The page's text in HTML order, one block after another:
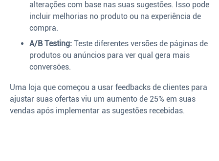
alterações com base nas suas sugestões. Isso pode
incluir melhorias no produto ou na experiência de
compra.
A/B Testing: Teste diferentes versões de páginas de
produtos ou anúncios para ver qual gera mais
conversões.
Uma loja que começou a usar feedbacks de clientes para
ajustar suas ofertas viu um aumento de 25% em suas
vendas após implementar as sugestões recebidas.